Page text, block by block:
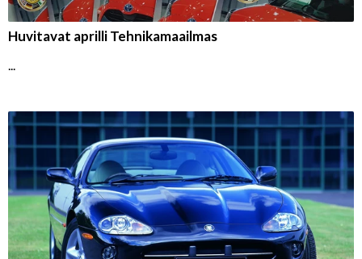
Huvitavat aprilli Tehnikamaailmas
...